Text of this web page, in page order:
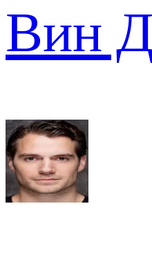
Вин